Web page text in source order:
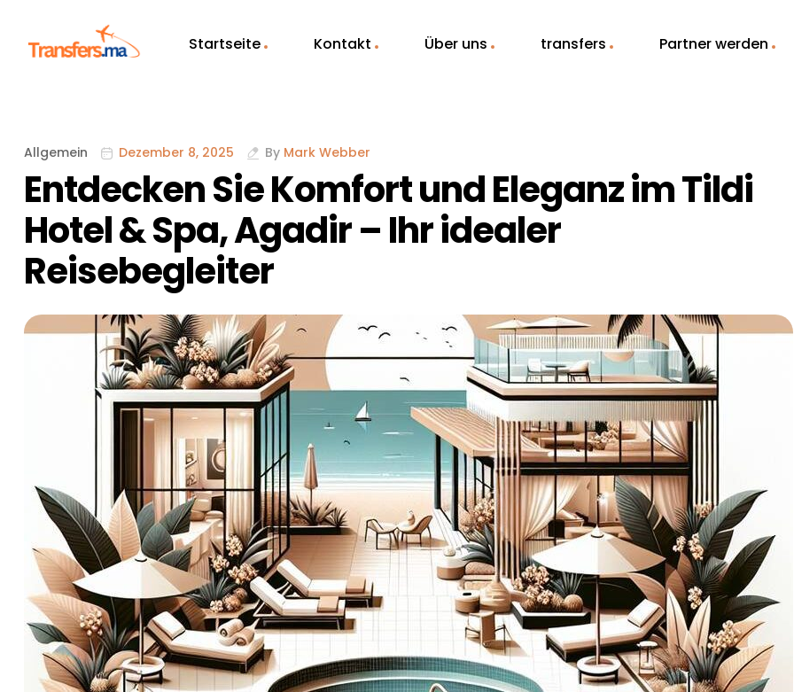
Startseite Kontakt Über uns transfers Partner werden
Allgemein Dezember 8, 2025 By Mark Webber
Entdecken Sie Komfort und Eleganz im Tildi
Hotel & Spa, Agadir – Ihr idealer
Reisebegleiter